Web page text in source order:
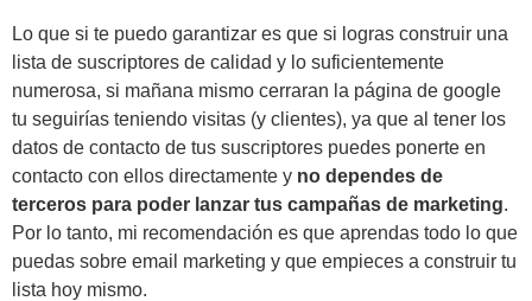
Lo que si te puedo garantizar es que si logras construir una
lista de suscriptores de calidad y lo suficientemente
numerosa, si mañana mismo cerraran la página de google
tu seguirías teniendo visitas (y clientes), ya que al tener los
datos de contacto de tus suscriptores puedes ponerte en
contacto con ellos directamente y no dependes de
terceros para poder lanzar tus campañas de marketing.
Por lo tanto, mi recomendación es que aprendas todo lo que
puedas sobre email marketing y que empieces a construir tu
lista hoy mismo.